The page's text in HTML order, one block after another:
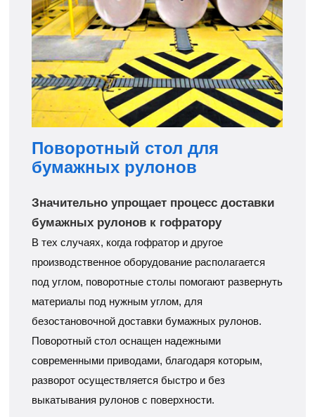
Поворотный стол для
бумажных рулонов
Значительно упрощает процесс доставки
бумажных рулонов к гофратору
В тех случаях, когда гофратор и другое
производственное оборудование располагается
под углом, поворотные столы помогают развернуть
материалы под нужным углом, для
безостановочной доставки бумажных рулонов.
Поворотный стол оснащен надежными
современными приводами, благодаря которым,
разворот осуществляется быстро и без
выкатывания рулонов с поверхности.